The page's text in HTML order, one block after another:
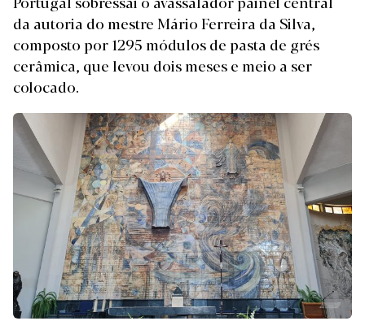
da autoria do mestre Mário Ferreira da Silva,
composto por 1295 módulos de pasta de grés
cerâmica, que levou dois meses e meio a ser
colocado.